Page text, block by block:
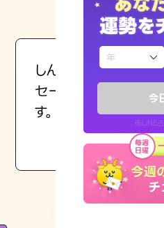
今
※LINE
よくある質問
えもじの子
お知らせ
しんどくなってまし
セージを読み返してお
す。